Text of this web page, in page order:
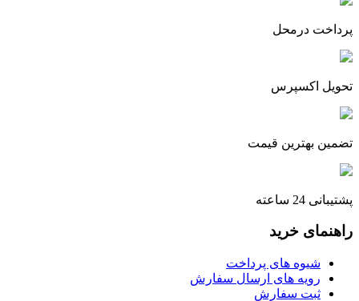
پرداخت درمحل
تحویل اکسپرس
تضمین بهترین قیمت
پشتیبانی 24 ساعته
راهنمای خرید
شیوه های پرداخت
رویه های ارسال سفارش
ثبت سفارش